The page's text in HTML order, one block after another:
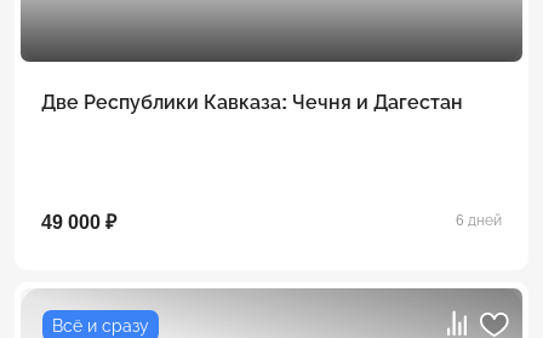
Две Республики Кавказа: Чечня и Дагестан
49 000 ₽ 6 дней
Всё и сразу